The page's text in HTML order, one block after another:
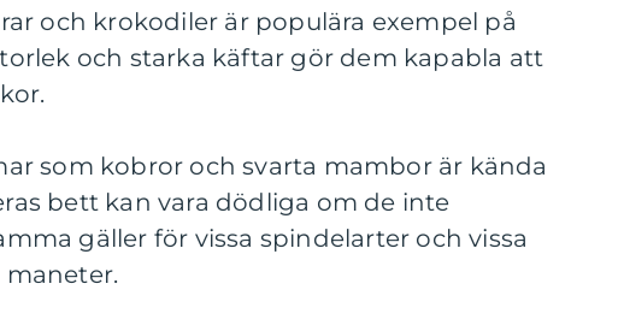
och krokodiler är populära exempel på
och starka käftar gör dem kapabla att
som kobror och svarta mambor är kända
bett kan vara dödliga om de inte
gäller för vissa spindelarter och vissa